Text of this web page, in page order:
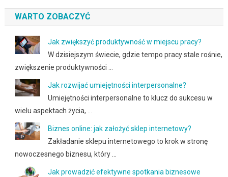
WARTO ZOBACZYĆ
Jak zwiększyć produktywność w miejscu pracy?
W dzisiejszym świecie, gdzie tempo pracy stale rośnie,
zwiększenie produktywności …
Jak rozwijać umiejętności interpersonalne?
Umiejętności interpersonalne to klucz do sukcesu w
wielu aspektach życia, …
Biznes online: jak założyć sklep internetowy?
Zakładanie sklepu internetowego to krok w stronę
nowoczesnego biznesu, który …
Jak prowadzić efektywne spotkania biznesowe